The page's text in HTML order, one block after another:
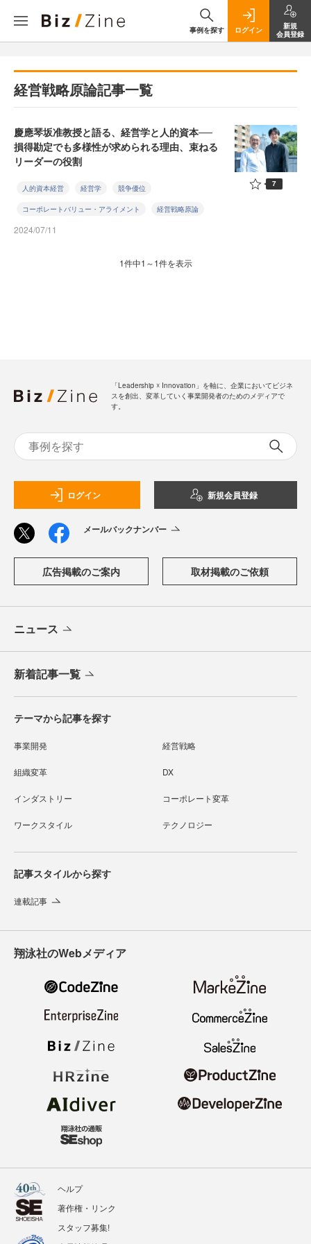
事例を探す ログイン
新規
会員登録
経営戦略原論記事一覧
慶應琴坂准教授と語る、経営学と人的資本──
損得勘定でも多様性が求められる理由、束ねる
リーダーの役割
人的資本経営 経営学 競争優位
コーポレートバリュー・アライメント 経営戦略原論
2024/07/11
7
1件中1～1件を表示
「Leadership ☓ Innovation」を軸に、企業においてビジネ
スを創出、変革していく事業開発者のためのメディアで
す。
ログイン 新規会員登録
メールバックナンバー
広告掲載のご案内 取材掲載のご依頼
ニュース
新着記事一覧
テーマから記事を探す
事業開発 経営戦略
組織変革 DX
インダストリー コーポレート変革
ワークスタイル テクノロジー
記事スタイルから探す
連載記事
翔泳社のWebメディア
ヘルプ
著作権・リンク
スタッフ募集!